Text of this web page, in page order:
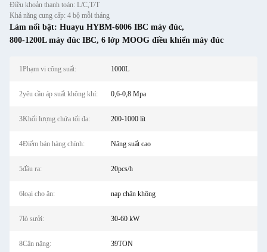
Điều khoản thanh toán: L/C,T/T
Khả năng cung cấp: 4 bộ mỗi tháng
Làm nổi bật: Huayu HYBM-6006 IBC máy đúc,
800-1200L máy đúc IBC, 6 lớp MOOG điều khiển máy đúc
1Phạm vi công suất: 1000L
2yêu cầu áp suất không khí: 0,6-0,8 Mpa
3Khối lượng chứa tối đa: 200-1000 lít
4Điểm bán hàng chính: Năng suất cao
5đầu ra: 20pcs/h
6loại cho ăn: nạp chân không
7lò sưởi: 30-60 kW
8Cân nặng: 39TON